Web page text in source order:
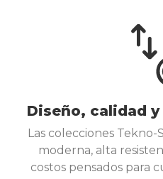
Diseño, calidad
Las colecciones
moderna, alta
costos pensados para